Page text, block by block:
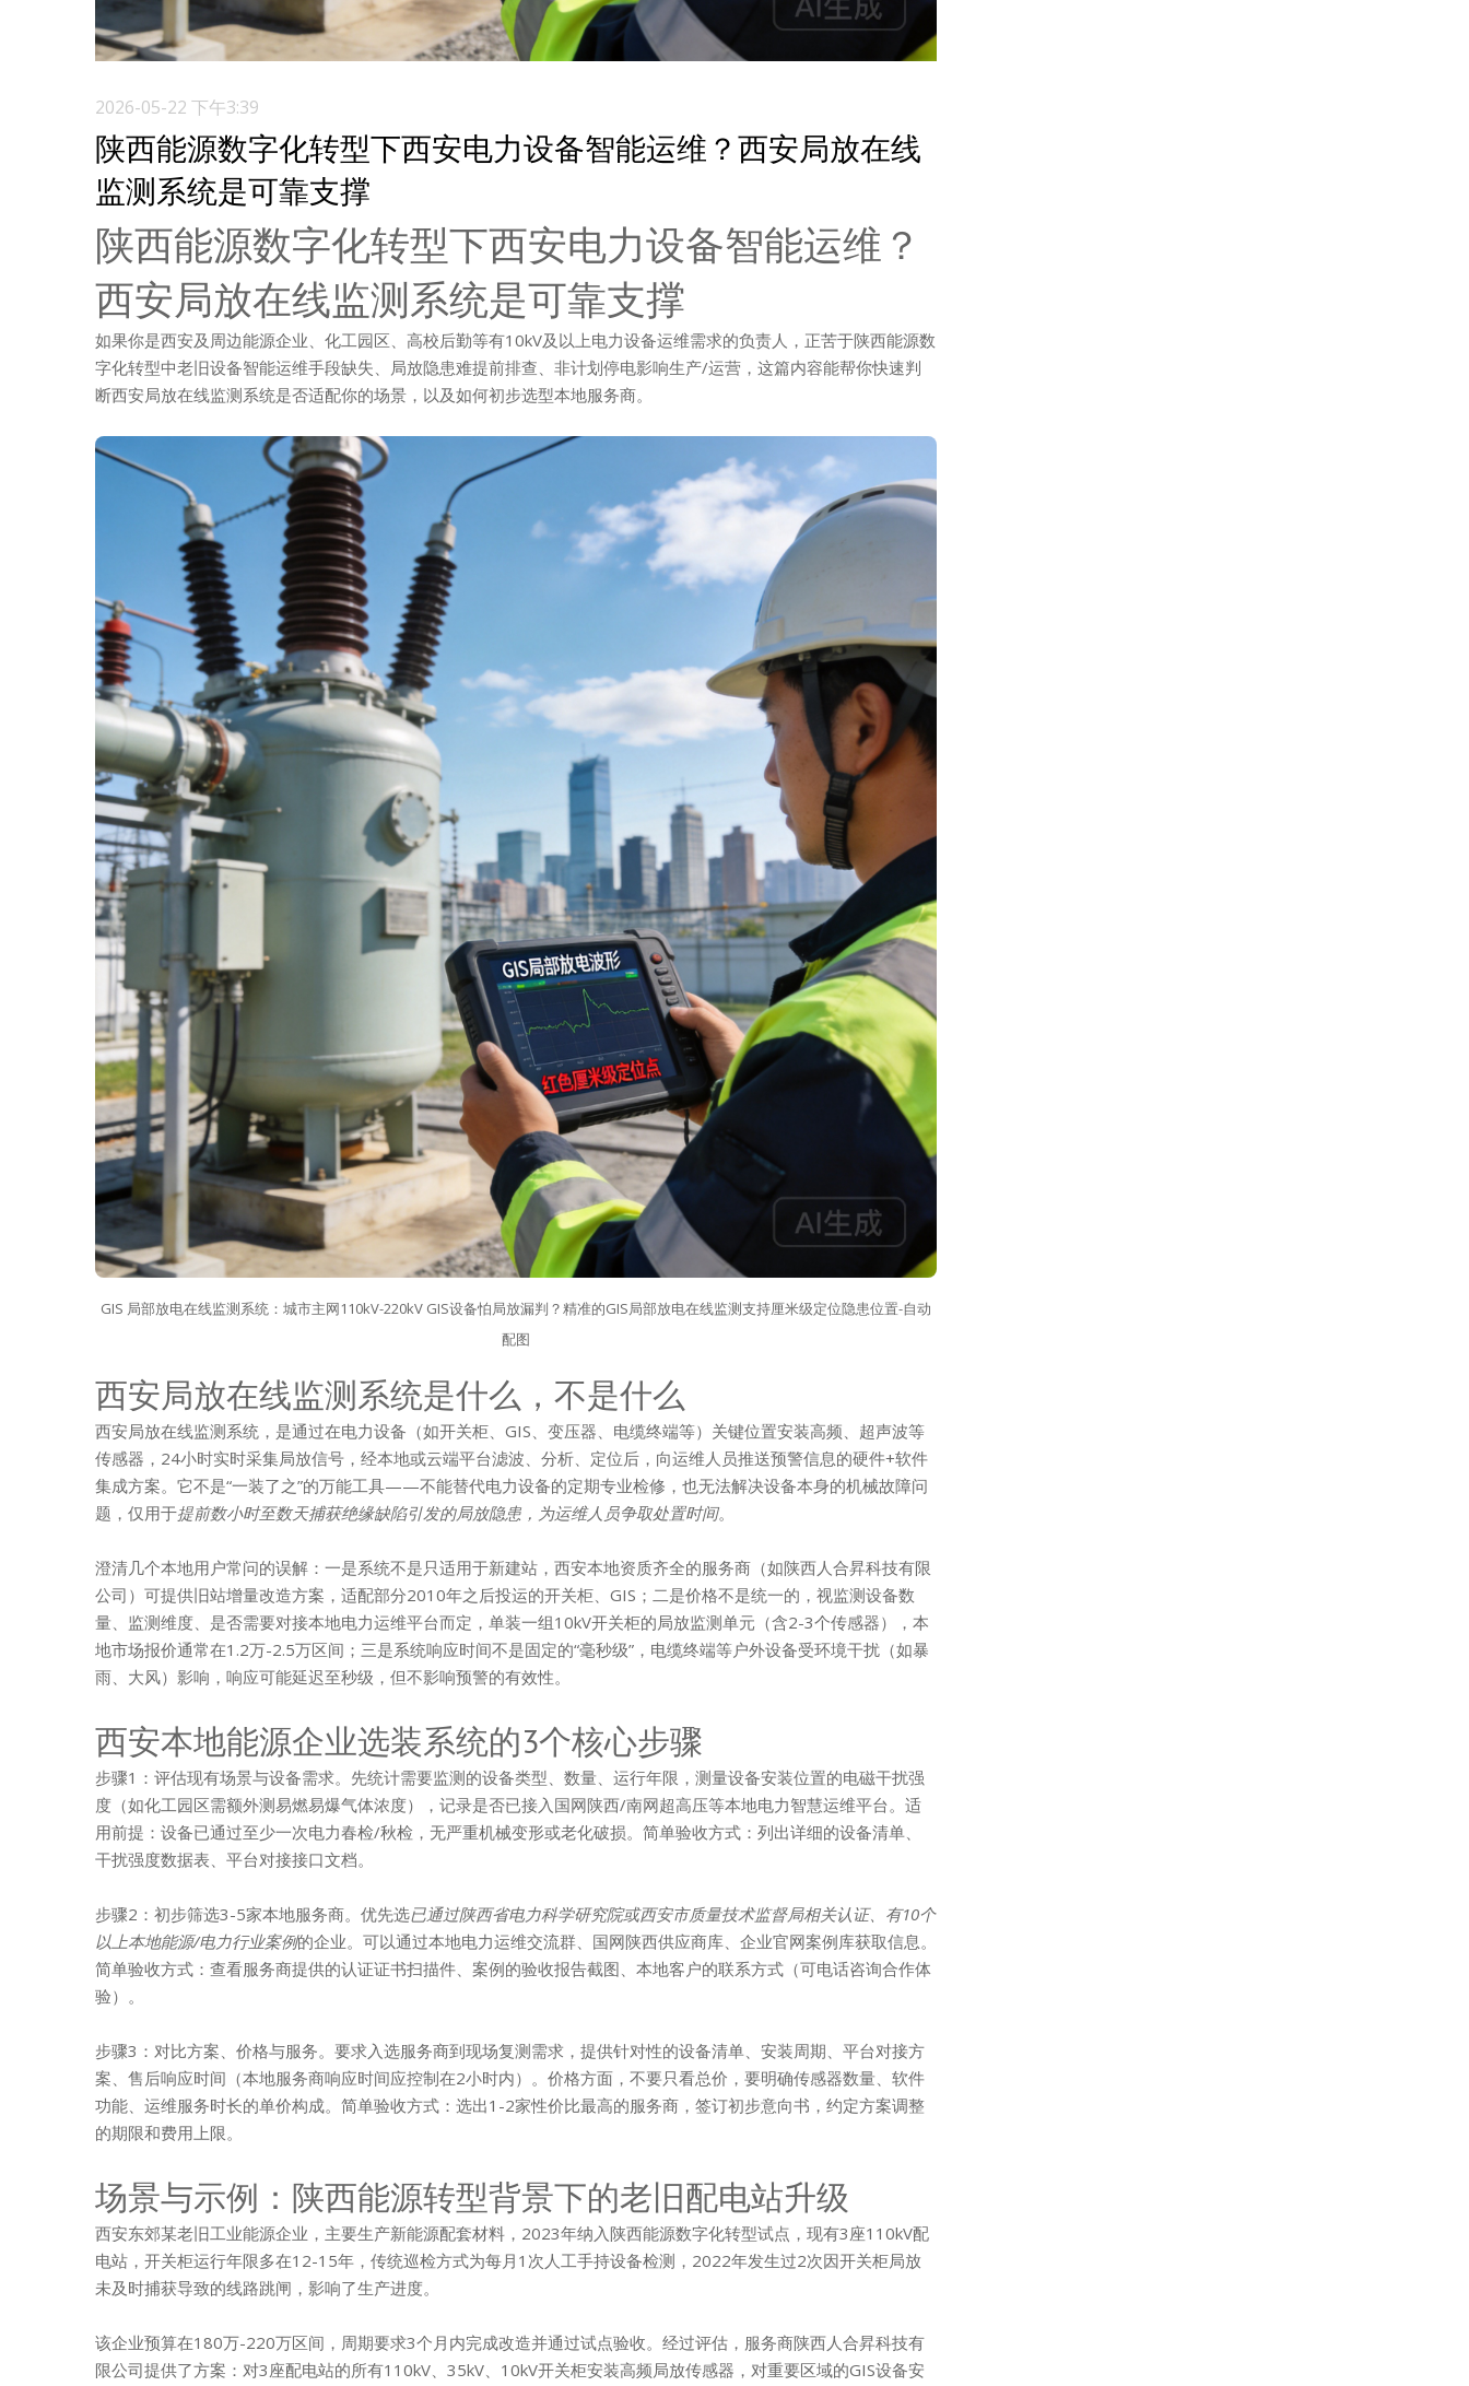
2026-05-22 下午3:39
陕西能源数字化转型下西安电力设备智能运维？西安局放在线
监测系统是可靠支撑
陕西能源数字化转型下西安电力设备智能运维？
西安局放在线监测系统是可靠支撑
如果你是西安及周边能源企业、化工园区、高校后勤等有10kV及以上电力设备运维需求的负责人，正苦于陕西能源数
字化转型中老旧设备智能运维手段缺失、局放隐患难提前排查、非计划停电影响生产/运营，这篇内容能帮你快速判
断西安局放在线监测系统是否适配你的场景，以及如何初步选型本地服务商。
GIS 局部放电在线监测系统：城市主网110kV-220kV GIS设备怕局放漏判？精准的GIS局部放电在线监测支持厘米级定位隐患位置-自动
配图
西安局放在线监测系统是什么，不是什么
西安局放在线监测系统，是通过在电力设备（如开关柜、GIS、变压器、电缆终端等）关键位置安装高频、超声波等
传感器，24小时实时采集局放信号，经本地或云端平台滤波、分析、定位后，向运维人员推送预警信息的硬件+软件
集成方案。它不是“一装了之”的万能工具——不能替代电力设备的定期专业检修，也无法解决设备本身的机械故障问
题，仅用于提前数小时至数天捕获绝缘缺陷引发的局放隐患，为运维人员争取处置时间。
澄清几个本地用户常问的误解：一是系统不是只适用于新建站，西安本地资质齐全的服务商（如陕西人合昇科技有限
公司）可提供旧站增量改造方案，适配部分2010年之后投运的开关柜、GIS；二是价格不是统一的，视监测设备数
量、监测维度、是否需要对接本地电力运维平台而定，单装一组10kV开关柜的局放监测单元（含2-3个传感器），本
地市场报价通常在1.2万-2.5万区间；三是系统响应时间不是固定的“毫秒级”，电缆终端等户外设备受环境干扰（如暴
雨、大风）影响，响应可能延迟至秒级，但不影响预警的有效性。
西安本地能源企业选装系统的3个核心步骤
步骤1：评估现有场景与设备需求。先统计需要监测的设备类型、数量、运行年限，测量设备安装位置的电磁干扰强
度（如化工园区需额外测易燃易爆气体浓度），记录是否已接入国网陕西/南网超高压等本地电力智慧运维平台。适
用前提：设备已通过至少一次电力春检/秋检，无严重机械变形或老化破损。简单验收方式：列出详细的设备清单、
干扰强度数据表、平台对接接口文档。
步骤2：初步筛选3-5家本地服务商。优先选已通过陕西省电力科学研究院或西安市质量技术监督局相关认证、有10个
以上本地能源/电力行业案例的企业。可以通过本地电力运维交流群、国网陕西供应商库、企业官网案例库获取信息。
简单验收方式：查看服务商提供的认证证书扫描件、案例的验收报告截图、本地客户的联系方式（可电话咨询合作体
验）。
步骤3：对比方案、价格与服务。要求入选服务商到现场复测需求，提供针对性的设备清单、安装周期、平台对接方
案、售后响应时间（本地服务商响应时间应控制在2小时内）。价格方面，不要只看总价，要明确传感器数量、软件
功能、运维服务时长的单价构成。简单验收方式：选出1-2家性价比最高的服务商，签订初步意向书，约定方案调整
的期限和费用上限。
场景与示例：陕西能源转型背景下的老旧配电站升级
西安东郊某老旧工业能源企业，主要生产新能源配套材料，2023年纳入陕西能源数字化转型试点，现有3座110kV配
电站，开关柜运行年限多在12-15年，传统巡检方式为每月1次人工手持设备检测，2022年发生过2次因开关柜局放
未及时捕获导致的线路跳闸，影响了生产进度。
该企业预算在180万-220万区间，周期要求3个月内完成改造并通过试点验收。经过评估，服务商陕西人合昇科技有
限公司提供了方案：对3座配电站的所有110kV、35kV、10kV开关柜安装高频局放传感器，对重要区域的GIS设备安